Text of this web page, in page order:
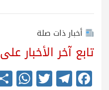
أخبار ذات صلة
تابع آخر الأخبار على Baznews
Fa
Te
T
W